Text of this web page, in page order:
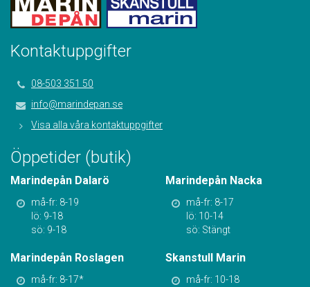
Kontaktuppgifter
08-503 351 50
info@marindepan.se
Visa alla våra kontaktuppgifter
Öppetider (butik)
Marindepån Dalarö
må-fr: 8-19
lö: 9-18
sö: 9-18
Marindepån Nacka
må-fr: 8-17
lö: 10-14
sö: Stängt
Marindepån Roslagen
må-fr: 8-17*
Skanstull Marin
må-fr: 10-18